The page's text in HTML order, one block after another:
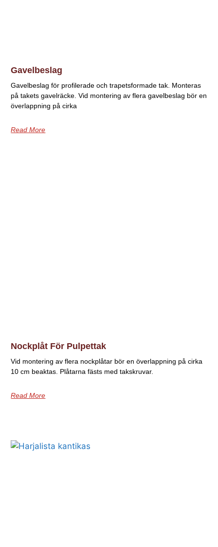
Gavelbeslag
Gavelbeslag för profilerade och trapetsformade tak. Monteras
på takets gavelräcke. Vid montering av flera gavelbeslag bör en
överlappning på cirka
Read More
Nockplåt För Pulpettak
Vid montering av flera nockplåtar bör en överlappning på cirka
10 cm beaktas. Plåtarna fästs med takskruvar.
Read More